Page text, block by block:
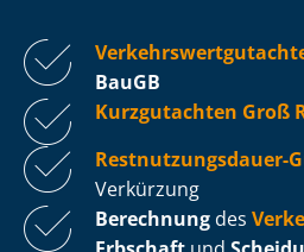
BauGB
Kurzgutachten Groß
Rest­nut­zungs­dau­er-
Verkürzung
Berechnung des